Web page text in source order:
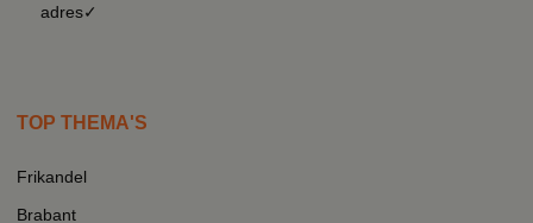
adres✓
TOP THEMA'S
Frikandel
Brabant